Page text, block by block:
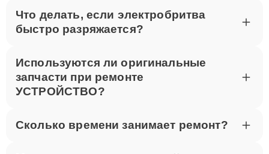
Что делать, если электробритва
быстро разряжается?
Используются ли оригинальные
запчасти при ремонте
УСТРОЙСТВО?
Сколько времени занимает ремонт?